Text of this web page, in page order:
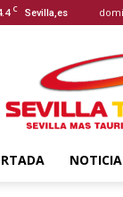
C Sevilla,es
Taurina